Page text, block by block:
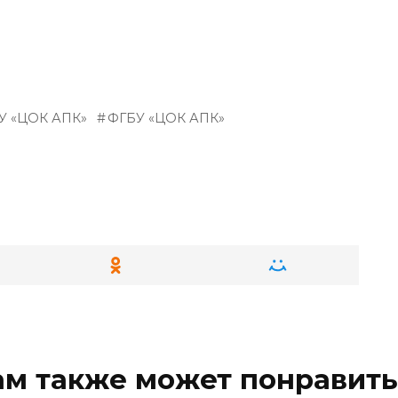
«ЦОК АПК» ФГБУ «ЦОК АПК»
также может